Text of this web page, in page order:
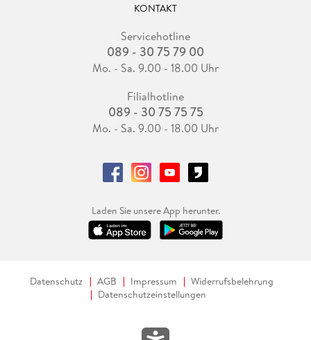
KONTAKT
Servicehotline
089 - 30 75 79 00
Mo. - Sa. 9.00 - 18.00 Uhr
Filialhotline
089 - 30 75 75 75
Mo. - Sa. 9.00 - 18.00 Uhr
Laden Sie unsere App herunter.
Datenschutz AGB Impressum
Widerrufsbelehrung
Datenschutzeinstellungen